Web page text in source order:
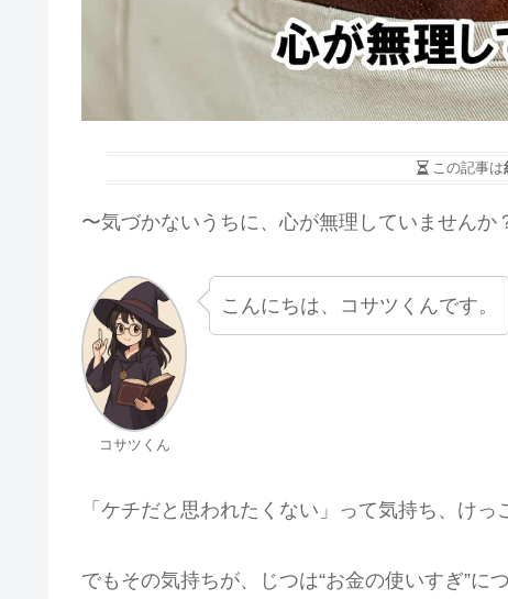
この記事は
〜気づかないうちに、心が無理していませんか
コサツくん
こんにちは、コサツくんです。
「ケチだと思われたくない」って気持ち、け
でもその気持ちが、じつは“お金の使いすぎ”に